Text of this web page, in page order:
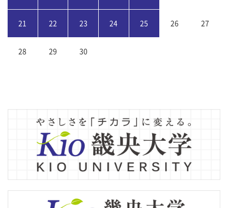
21 22 23 24 25 26 27
28 29 30